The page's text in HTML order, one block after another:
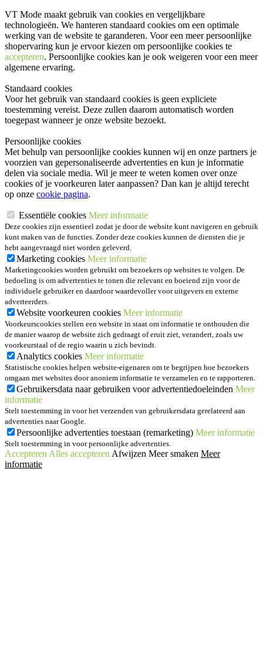
VT Mode maakt gebruik van cookies en vergelijkbare
technologieën. We hanteren standaard cookies om een optimale
werking van de website te garanderen. Voor een meer persoonlijke
shopervaring kun je ervoor kiezen om persoonlijke cookies te
accepteren. Persoonlijke cookies kan je ook weigeren voor een meer
algemene ervaring.
Standaard cookies
Voor het gebruik van standaard cookies is geen expliciete
toestemming vereist. Deze zullen daarom automatisch worden
toegepast wanneer je onze website bezoekt.
Persoonlijke cookies
Met behulp van persoonlijke cookies kunnen wij en onze partners je
voorzien van gepersonaliseerde advertenties en kun je informatie
delen via sociale media. Wil je meer te weten komen over onze
cookies of je voorkeuren later aanpassen? Dan kan je altijd terecht
op onze cookie pagina.
Essentiële cookies Meer informatie
Deze cookies zijn essentieel zodat je door de website kunt navigeren en gebruik
kunt maken van de functies. Zonder deze cookies kunnen de diensten die je
hebt aangevraagd niet worden geleverd.
Marketing cookies Meer informatie
Marketingcookies worden gebruikt om bezoekers op websites te volgen. De
bedoeling is om advertenties te tonen die relevant en boeiend zijn voor de
individuele gebruiker en daardoor waardevoller voor uitgevers en externe
adverteerders.
Website voorkeuren cookies Meer informatie
Voorkeurscookies stellen een website in staat om informatie te onthouden die
de manier waarop de website zich gedraagt of eruit ziet, verandert, zoals uw
voorkeurstaal of de regio waarin u zich bevindt.
Analytics cookies Meer informatie
Statistische cookies helpen website-eigenaren om te begrijpen hoe bezoekers
omgaan met websites door anoniem informatie te verzamelen en te rapporteren.
Gebruikersdata naar gebruiken voor advertentiedoeleinden Meer
informatie
Stelt toestemming in voor het verzenden van gebruikersdata gerelateerd aan
advertenties naar Google.
Persoonlijke advertenties toestaan (remarketing) Meer informatie
Stelt toestemming in voor persoonlijke advertenties.
Accepteren Alles accepteren Afwijzen Meer smaken Meer
informatie